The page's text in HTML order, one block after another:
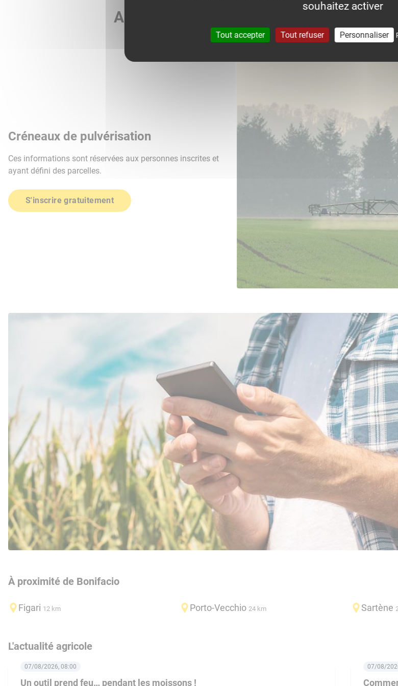
Agri météo vous accompagne dans le
Créneaux de pulvérisation
Ces informations sont réservées aux personnes inscrites et
ayant défini des parcelles.
S'inscrire gratuitement
À proximité de Bonifacio
Figari 12 km Porto-Vecchio 24 km Sartène
L'actualité agricole
Un outil prend feu… pendant les moissons !
07/08/2026, 08:00 07/08/
souhaitez activer
Tout accepter Tout refuser Personnaliser